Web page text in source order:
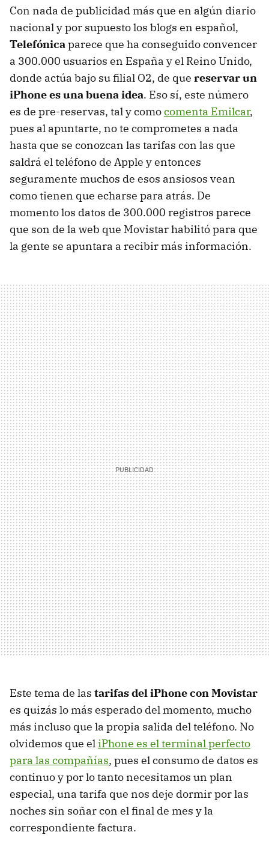
Con nada de publicidad más que en algún diario
nacional y por supuesto los blogs en español,
Telefónicaparece que ha conseguido convencer
a 300.000 usuarios en España y el Reino Unido,
donde actúa bajo su filial O2, de que reservar un
iPhone es una buena idea. Eso sí, este número
es de pre-reservas, tal y comocomenta Emilcar,
pues al apuntarte, no te comprometes a nada
hasta que se conozcan las tarifas con las que
saldrá el teléfono de Apple y entonces
seguramente muchos de esos ansiosos vean
como tienen que echarse para atrás. De
momento los datos de 300.000 registros parece
que son de la web que Movistar habilitó para que
la gente se apuntara a recibir más información.
Este tema de las tarifas del iPhone con Movistar
es quizás lo más esperado del momento, mucho
más incluso que la propia salida del teléfono. No
olvidemos que eliPhone es el terminal perfecto
para las compañías, pues el consumo de datos es
continuo y por lo tanto necesitamos un plan
especial, una tarifa que nos deje dormir por las
noches sin soñar con el final de mes y la
correspondiente factura.